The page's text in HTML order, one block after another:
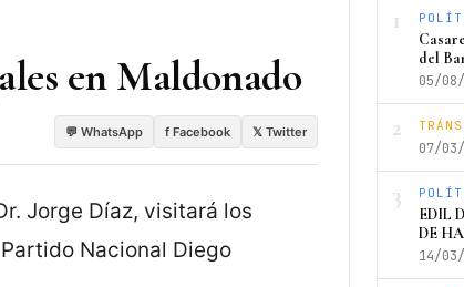
en Maldonado
💬 WhatsApp f Facebook 𝕏 Twitter
Jorge Díaz, visitará los
Nacional Diego
1
del
05/
2
07/
3
EDIL
DE
14/